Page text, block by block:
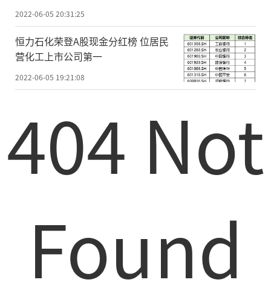
2022-06-05 20:31:25
恒力石化荣登A股现金分红榜 位居民
营化工上市公司第一
2022-06-05 19:21:08
404 Not
Found